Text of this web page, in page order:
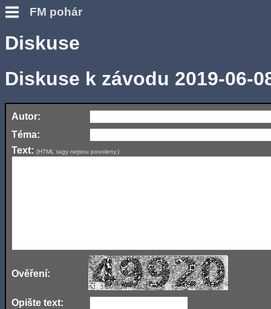
FM pohár
Diskuse
Diskuse k závodu 2019-06-
Autor:
Téma:
Text: (HTML tagy nejsou povoleny.)
Ověření:
Opište text: